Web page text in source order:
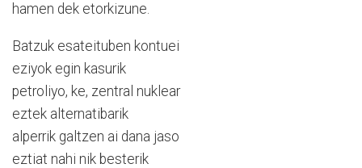
hamen dek etorkizune.
Batzuk esateituben kontuei
eziyok egin kasurik
petroliyo, ke, zentral nuklear
eztek alternatibarik
alperrik galtzen ai dana jaso
eztiat nahi nik besterik